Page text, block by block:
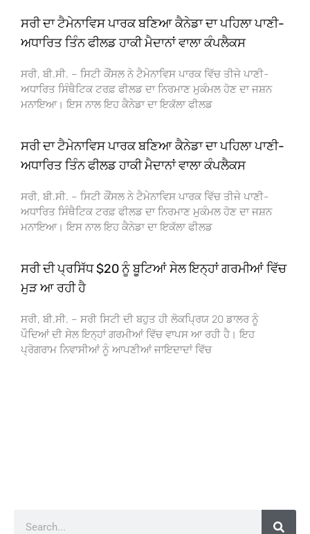
ਸਰੀ ਦਾ ਟੈਮੇਨਾਵਿਸ ਪਾਰਕ ਬਣਿਆ ਕੈਨੇਡਾ ਦਾ ਪਹਿਲਾ ਪਾਣੀ-
ਅਧਾਰਿਤ ਤਿੰਨ ਫੀਲਡ ਹਾਕੀ ਮੈਦਾਨਾਂ ਵਾਲਾ ਕੰਪਲੈਕਸ
ਸਰੀ, ਬੀ.ਸੀ. – ਸਿਟੀ ਕੌਂਸਲ ਨੇ ਟੈਮੇਨਾਵਿਸ ਪਾਰਕ ਵਿੱਚ ਤੀਜੇ ਪਾਣੀ-
ਅਧਾਰਿਤ ਸਿੰਥੈਟਿਕ ਟਰਫ਼ ਫੀਲਡ ਦਾ ਨਿਰਮਾਣ ਮੁਕੰਮਲ ਹੋਣ ਦਾ ਜਸ਼ਨ
ਮਨਾਇਆ। ਇਸ ਨਾਲ ਇਹ ਕੈਨੇਡਾ ਦਾ ਇਕੱਲਾ ਫੀਲਡ
ਸਰੀ ਦਾ ਟੈਮੇਨਾਵਿਸ ਪਾਰਕ ਬਣਿਆ ਕੈਨੇਡਾ ਦਾ ਪਹਿਲਾ ਪਾਣੀ-
ਅਧਾਰਿਤ ਤਿੰਨ ਫੀਲਡ ਹਾਕੀ ਮੈਦਾਨਾਂ ਵਾਲਾ ਕੰਪਲੈਕਸ
ਸਰੀ, ਬੀ.ਸੀ. – ਸਿਟੀ ਕੌਂਸਲ ਨੇ ਟੈਮੇਨਾਵਿਸ ਪਾਰਕ ਵਿੱਚ ਤੀਜੇ ਪਾਣੀ-
ਅਧਾਰਿਤ ਸਿੰਥੈਟਿਕ ਟਰਫ਼ ਫੀਲਡ ਦਾ ਨਿਰਮਾਣ ਮੁਕੰਮਲ ਹੋਣ ਦਾ ਜਸ਼ਨ
ਮਨਾਇਆ। ਇਸ ਨਾਲ ਇਹ ਕੈਨੇਡਾ ਦਾ ਇਕੱਲਾ ਫੀਲਡ
ਸਰੀ ਦੀ ਪ੍ਰਸਿੱਧ $20 ਨੂੰ ਬੂਟਿਆਂ ਸੇਲ ਇਨ੍ਹਾਂ ਗਰਮੀਆਂ ਵਿੱਚ
ਮੁੜ ਆ ਰਹੀ ਹੈ
ਸਰੀ, ਬੀ.ਸੀ. – ਸਰੀ ਸਿਟੀ ਦੀ ਬਹੁਤ ਹੀ ਲੋਕਪ੍ਰਿਯ 20 ਡਾਲਰ ਨੂੰ
ਪੌਦਿਆਂ ਦੀ ਸੇਲ ਇਨ੍ਹਾਂ ਗਰਮੀਆਂ ਵਿੱਚ ਵਾਪਸ ਆ ਰਹੀ ਹੈ। ਇਹ
ਪ੍ਰੋਗਰਾਮ ਨਿਵਾਸੀਆਂ ਨੂੰ ਆਪਣੀਆਂ ਜਾਇਦਾਦਾਂ ਵਿੱਚ